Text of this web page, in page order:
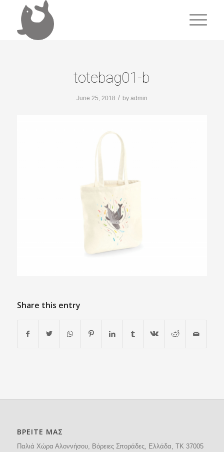
totebag01-b
June 25, 2018 / by admin
Share this entry
ΒΡΕΙΤΕ ΜΑΣ
Παλιά Χώρα Αλοννήσου, Βόρειες Σποράδες, Ελλάδα, ΤΚ 37005